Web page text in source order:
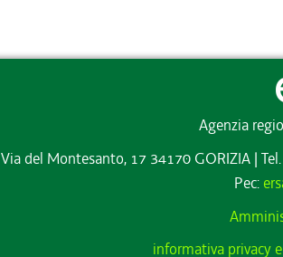
Agenzia
Via del Montesanto, 17 34170 GORIZIA |
Pec:
informativa privacy